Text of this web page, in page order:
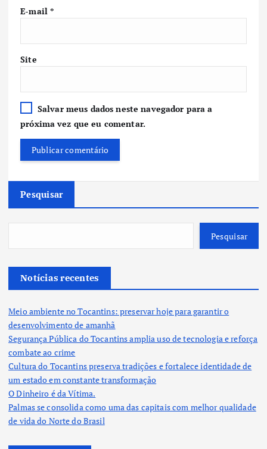
E-mail*
Site
Salvar meus dados neste navegador para a
próxima vez que eu comentar.
Pesquisar
Pesquisar
Notícias recentes
Meio ambiente no Tocantins: preservar hoje para garantir o
desenvolvimento de amanhã
Segurança Pública do Tocantins amplia uso de tecnologia e reforça
combate ao crime
Cultura do Tocantins preserva tradições e fortalece identidade de
um estado em constante transformação
O Dinheiro é da Vítima.
Palmas se consolida como uma das capitais com melhor qualidade
de vida do Norte do Brasil